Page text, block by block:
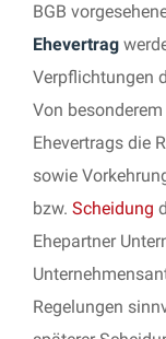
BGB
Ehevertrag
Verpflichtungen
Von
Ehevertrags die
sowie
bzw. Scheidung
Ehepartner
Regelungen